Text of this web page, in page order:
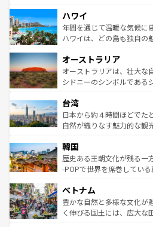
ば市内交通費無料で観光を楽し
着のスイス情報はコンテン
のような巨大都市は、観光
ンメントが詰まった刺激的
西部には大自然が広がり、
部のニューオーリンズでは
文化が魅力。旅行者はアメ
しみながら、その多様性と
ならではの贅沢な旅のスタイルだ。 なお、新
情報はコンテンツ一覧を参
ハワイ
年間を通じて温暖な気候に
ハワイは、どの島も独自の
ワイ島は見逃せない。また
島だが、静かな自然を求め
おすすめ。エメラルドグリ
れるおもてなしの心で訪れ
人々、おいしいローカルフ
ク、伝統的なフラダンスな
ワイを、存分に味わってほしい。 なお、新着のハ
はコンテンツ一覧を参照し
オーストラリア
オーストラリアは、壮大な
シドニーのシンボルである
リアリーフや大陸中央部に
ク）、タスマニアの美しい
ど、見どころがたくさん。
いる。アクティビティも充
ビング、ハイキングなど、
い。オーストラリアの多彩
参照してほしい。
台湾
日本から約４時間ほどでた
自然が織りなす魅力的な観
ン）、静ひつな山岳地帯で
と山間の静けさが共存して
驚きをもたらしてくれる。
容にもいいと評判のスイー
が味わえる。 なお、
照してほしい。
韓国
歴史ある王朝文化が残る一
-POPで世界を席巻してい
き、地方に足を延ばせば四
できる。そして、キムチや
まで、さまざまな韓国料理
ベトナム
豊かな自然と多様な文化が
く伸びる国土には、広大な